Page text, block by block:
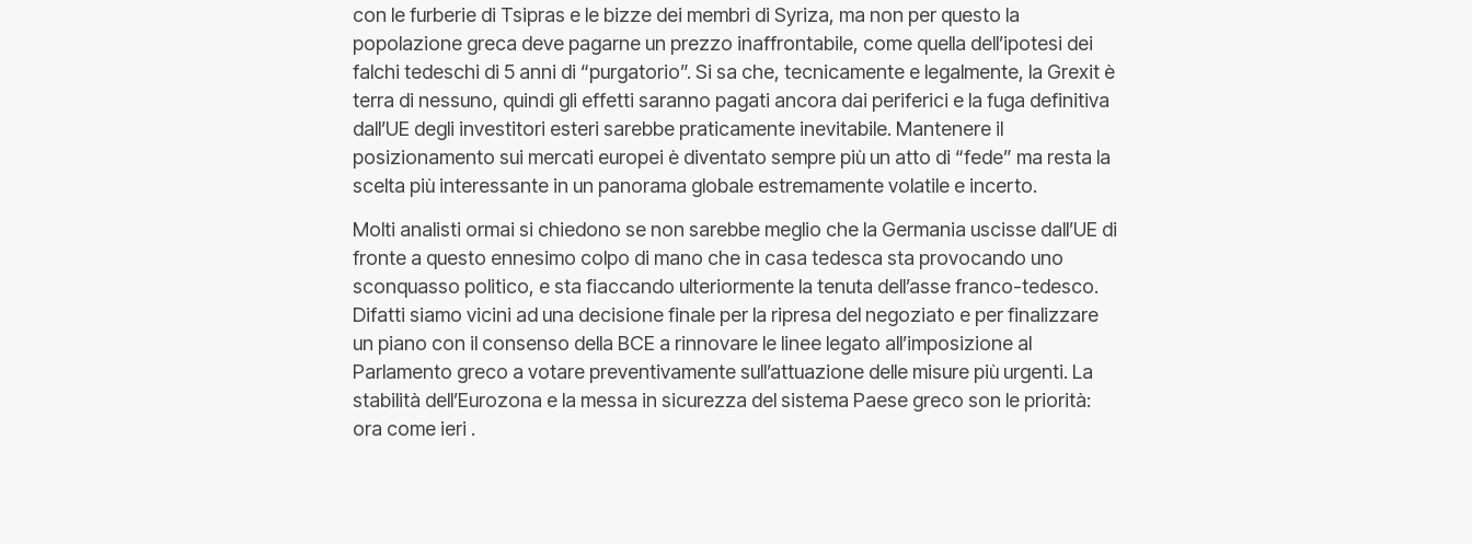
con le furberie di Tsipras e le bizze dei membri di Syriza, ma non per questo la
popolazione greca deve pagarne un prezzo inaffrontabile, come quella dell’ipotesi dei
falchi tedeschi di 5 anni di “purgatorio”. Si sa che, tecnicamente e legalmente, la Grexit è
terra di nessuno, quindi gli effetti saranno pagati ancora dai periferici e la fuga definitiva
dall’UE degli investitori esteri sarebbe praticamente inevitabile. Mantenere il
posizionamento sui mercati europei è diventato sempre più un atto di “fede” ma resta la
scelta più interessante in un panorama globale estremamente volatile e incerto.
Molti analisti ormai si chiedono se non sarebbe meglio che la Germania uscisse dall’UE di
fronte a questo ennesimo colpo di mano che in casa tedesca sta provocando uno
sconquasso politico, e sta fiaccando ulteriormente la tenuta dell’asse franco-tedesco.
Difatti siamo vicini ad una decisione finale per la ripresa del negoziato e per finalizzare
un piano con il consenso della BCE a rinnovare le linee legato all’imposizione al
Parlamento greco a votare preventivamente sull’attuazione delle misure più urgenti. La
stabilità dell’Eurozona e la messa in sicurezza del sistema Paese greco son le priorità:
ora come ieri .